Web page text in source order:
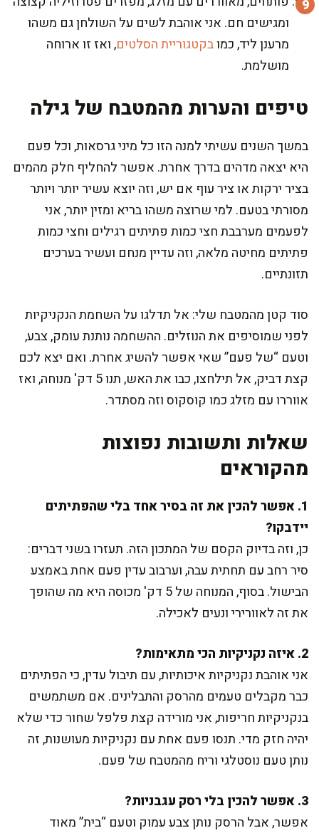
ומגישים חם. אני אוהבת לשים על השולחן גם משהו
מרענן ליד, כמובקטגוריית הסלטים, ואז זו ארוחה
מושלמת.
טיפים והערות מהמטבח של גילה
במשך השנים עשיתי למנה הזו כל מיני גרסאות, וכל פעם
היא יצאה מדהים בדרך אחרת. אפשר להחליף חלק מהמים
בציר ירקות או ציר עוף אם יש, וזה יוצא עשיר יותר ויותר
מסורתי בטעם. למי שרוצה משהו בריא ומזין יותר, אני
לפעמים מערבבת חצי כמות פתיתים רגילים וחצי כמות
פתיתים מחיטה מלאה, וזה עדיין מנחם ועשיר בערכים
תזונתיים.
סוד קטן מהמטבח שלי: אל תדלגו על השחמת הנקניקיות
לפני שמוסיפים את הנוזלים. ההשחמה נותנת עומק, צבע,
וטעם “של פעם” שאי אפשר להשיג אחרת. ואם יצא לכם
קצת דביק, אל תילחצו, כבו את האש, תנו 5 דק' מנוחה, ואז
אווררו עם מזלג כמו קוסקוס וזה מסתדר.
שאלות ותשובות נפוצות
מהקוראים
1. אפשר להכין את זה בסיר אחד בלי שהפתיתים
יידבקו?
כן, וזה בדיוק הקסם של המתכון הזה. תעזרו בשני דברים:
סיר רחב עם תחתית עבה, וערבוב עדין פעם אחת באמצע
הבישול. בסוף, המנוחה של 5 דק' מכוסה היא מה שהופך
את זה לאוורירי ונעים לאכילה.
2. איזה נקניקיות הכי מתאימות?
אני אוהבת נקניקיות איכותיות, עם תיבול עדין, כי הפתיתים
כבר מקבלים טעמים מהרסק והתבלינים. אם משתמשים
בנקניקיות חריפות, אני מורידה קצת פלפל שחור כדי שלא
יהיה חזק מדי. תנסו פעם אחת עם נקניקיות מעושנות, זה
נותן טעם נוסטלגי וריח מהמטבח של פעם.
3. אפשר להכין בלי רסק עגבניות?
אפשר, אבל הרסק נותן צבע עמוק וטעם “בית” מאוד